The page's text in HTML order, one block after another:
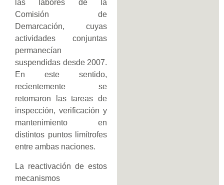
las labores de la
Comisión de
Demarcación, cuyas
actividades conjuntas
permanecían
suspendidas desde 2007.
En este sentido,
recientemente se
retomaron las tareas de
inspección, verificación y
mantenimiento en
distintos puntos limítrofes
entre ambas naciones.
La reactivación de estos
mecanismos